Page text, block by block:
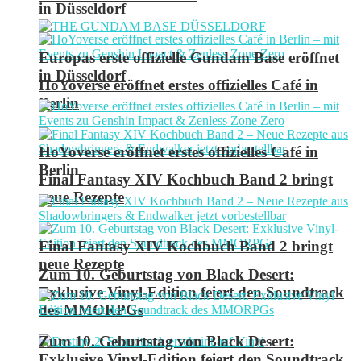
in Düsseldorf
HoYoverse eröffnet erstes offizielles Café in
Berlin
Final Fantasy XIV Kochbuch Band 2 bringt
neue Rezepte
Zum 10. Geburtstag von Black Desert:
Exklusive Vinyl-Edition feiert den Soundtrack
des MMORPGs
Europas erste offizielle Gundam Base eröffnet
in Düsseldorf
HoYoverse eröffnet erstes offizielles Café in
Berlin
Final Fantasy XIV Kochbuch Band 2 bringt
neue Rezepte
Zum 10. Geburtstag von Black Desert: